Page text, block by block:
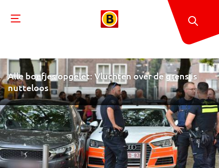
Alle boefjes opgelet: Vluchten over de grens is
nutteloos